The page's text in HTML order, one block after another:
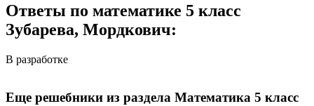
Ответы по математике 5 класс
Зубарева, Мордкович:
В разработке
Еще решебники из раздела Математика 5 класс